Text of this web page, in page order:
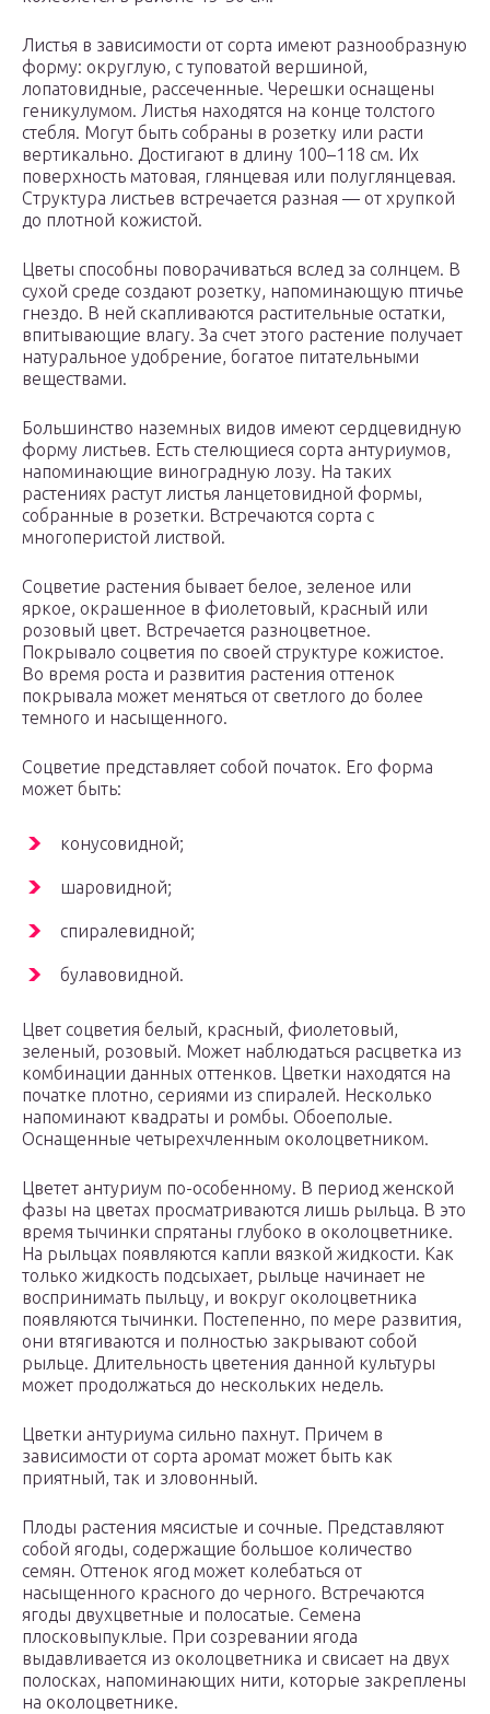
Листья в зависимости от сорта имеют разнообразную
форму: округлую, с туповатой вершиной,
лопатовидные, рассеченные. Черешки оснащены
геникулумом. Листья находятся на конце толстого
стебля. Могут быть собраны в розетку или расти
вертикально. Достигают в длину 100–118 см. Их
поверхность матовая, глянцевая или полуглянцевая.
Структура листьев встречается разная — от хрупкой
до плотной кожистой.
Цветы способны поворачиваться вслед за солнцем. В
сухой среде создают розетку, напоминающую птичье
гнездо. В ней скапливаются растительные остатки,
впитывающие влагу. За счет этого растение получает
натуральное удобрение, богатое питательными
веществами.
Большинство наземных видов имеют сердцевидную
форму листьев. Есть стелющиеся сорта антуриумов,
напоминающие виноградную лозу. На таких
растениях растут листья ланцетовидной формы,
собранные в розетки. Встречаются сорта с
многоперистой листвой.
Соцветие растения бывает белое, зеленое или
яркое, окрашенное в фиолетовый, красный или
розовый цвет. Встречается разноцветное.
Покрывало соцветия по своей структуре кожистое.
Во время роста и развития растения оттенок
покрывала может меняться от светлого до более
темного и насыщенного.
Соцветие представляет собой початок. Его форма
может быть:
конусовидной;
шаровидной;
спиралевидной;
булавовидной.
Цвет соцветия белый, красный, фиолетовый,
зеленый, розовый. Может наблюдаться расцветка из
комбинации данных оттенков. Цветки находятся на
початке плотно, сериями из спиралей. Несколько
напоминают квадраты и ромбы. Обоеполые.
Оснащенные четырехчленным околоцветником.
Цветет антуриум по-особенному. В период женской
фазы на цветах просматриваются лишь рыльца. В это
время тычинки спрятаны глубоко в околоцветнике.
На рыльцах появляются капли вязкой жидкости. Как
только жидкость подсыхает, рыльце начинает не
воспринимать пыльцу, и вокруг околоцветника
появляются тычинки. Постепенно, по мере развития,
они втягиваются и полностью закрывают собой
рыльце. Длительность цветения данной культуры
может продолжаться до нескольких недель.
Цветки антуриума сильно пахнут. Причем в
зависимости от сорта аромат может быть как
приятный, так и зловонный.
Плоды растения мясистые и сочные. Представляют
собой ягоды, содержащие большое количество
семян. Оттенок ягод может колебаться от
насыщенного красного до черного. Встречаются
ягоды двухцветные и полосатые. Семена
плосковыпуклые. При созревании ягода
выдавливается из околоцветника и свисает на двух
полосках, напоминающих нити, которые закреплены
на околоцветнике.